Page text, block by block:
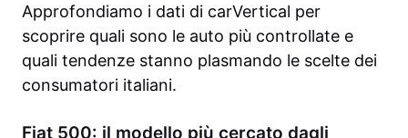
Approfondiamo i dati di carVertical per
scoprire quali sono le auto più controllate e
quali tendenze stanno plasmando le scelte dei
consumatori italiani.
Fiat 500: il modello più cercato dagli